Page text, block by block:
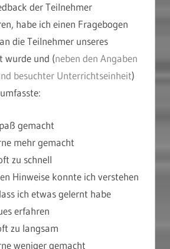
der Teilnehmer
habe ich einen Fragebogen
die Teilnehmer unseres
wurde und (neben den Angaben
besuchter Unterrichtseinheit)
gemacht
mehr gemacht
zu schnell
Hinweise konnte ich verstehen
ich etwas gelernt habe
erfahren
zu langsam
weniger gemacht